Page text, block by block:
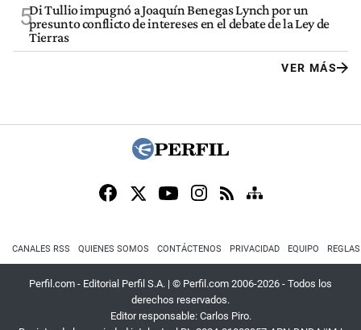
5Di Tullio impugnó a Joaquín Benegas Lynch por un
presunto conflicto de intereses en el debate de la Ley de
Tierras
VER MÁS
CANALES RSS QUIENES SOMOS CONTÁCTENOS PRIVACIDAD EQUIPO
Perfil.com - Editorial Perfil S.A. | © Perfil.com 2006-2026 - Todos los
derechos reservados.
Editor responsable: Carlos Piro.